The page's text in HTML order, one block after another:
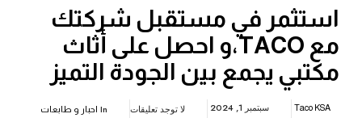
استثمر في مستقبل شركتك
مع TACO،و احصل على أثاث
مكتبي يجمع بين الجودة التميز
Taco KSA سبتمبر 1, 2024 لا توجد تعليقات In احبار و طابعات